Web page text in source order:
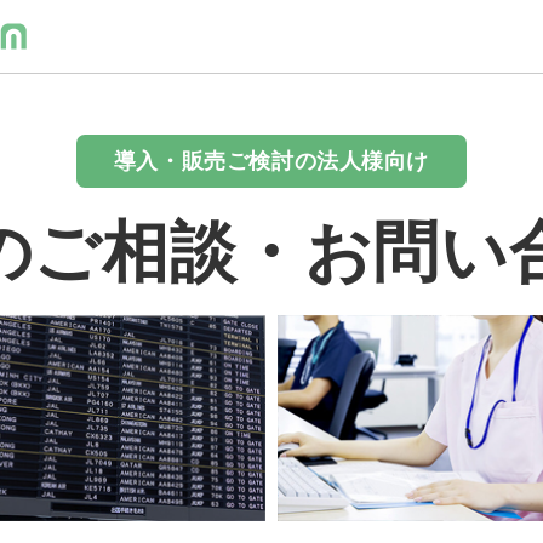
導入・販売ご検討の法人様向け
ご相談・お問い